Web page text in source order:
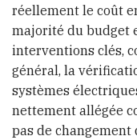
réellement le coût
majorité du budget
interventions clés,
général, la
systèmes
nettement allégée
pas de changement